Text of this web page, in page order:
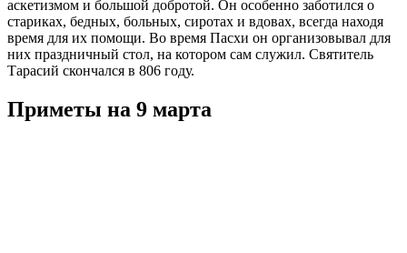
аскетизмом и большой добротой. Он особенно заботился о
стариках, бедных, больных, сиротах и вдовах, всегда находя
время для их помощи. Во время Пасхи он организовывал для
них праздничный стол, на котором сам служил. Святитель
Тарасий скончался в 806 году.
Приметы на 9 марта